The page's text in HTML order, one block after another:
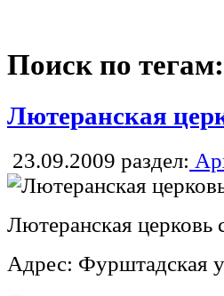
Поиск по
Лютеранская
23.09.2009 раздел:
Лютеранская
Адрес: Фурштадская